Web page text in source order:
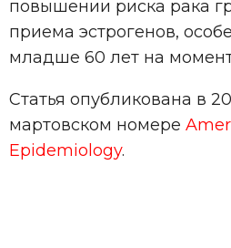
повышении риска рака
приема эстрогенов,
младше 60 лет на
Статья опубликована в
мартовском номере
Epidemiology.